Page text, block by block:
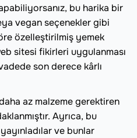
bu harika bir
vegan seçenekler gibi
özelleştirilmiş yemek
sitesi fikirleri uygulanması
son derece kârlı
az malzeme gerektiren
Ayrıca, bu
ve bunlar